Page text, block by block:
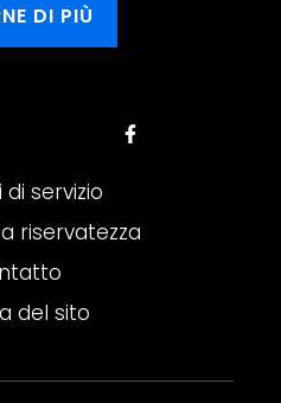
DI PIÙ
di servizio
riservatezza
del sito